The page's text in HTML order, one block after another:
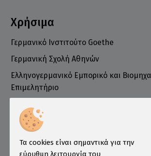
Χρήσιμα
Γερμανικό Ινστιτούτο Goethe
Γερμανική Σχολή Αθηνών
Ελληνογερμανικό Εμπορικό και
Επιμελητήριο
Πληροφορίες
Τρόποι Πληρωμής
Τα cookies είναι σημαντικά για την
εύρυθμη λειτουργία του